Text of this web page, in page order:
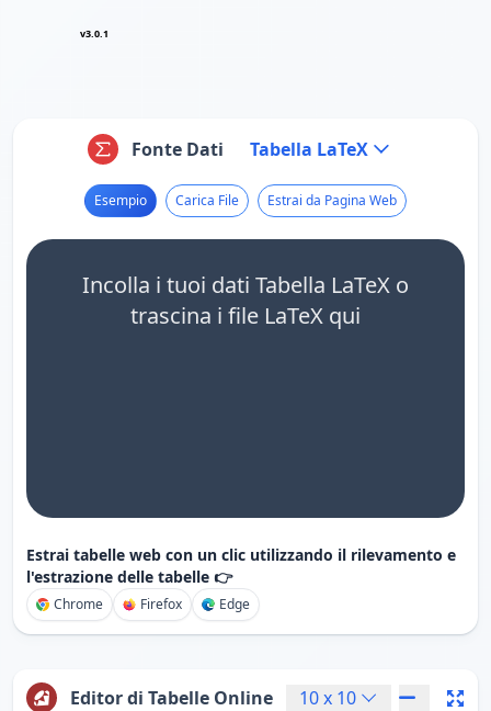
v3.0.1
Fonte Dati Tabella LaTeX
Esempio Carica File Estrai da Pagina Web
Incolla i tuoi dati Tabella LaTeX o
trascina i file LaTeX qui
Estrai tabelle web con un clic utilizzando il rilevamento e
l'estrazione delle tabelle 👉
Chrome Firefox Edge
Editor di Tabelle Online 10x 10